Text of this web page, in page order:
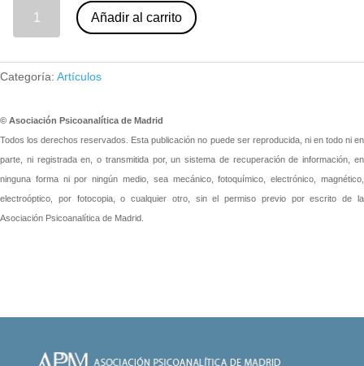
Añadir al carrito
Categoría: Artículos
© Asociación Psicoanalítica de Madrid
Todos los derechos reservados. Esta publicación no puede ser reproducida, ni en todo ni en
parte, ni registrada en, o transmitida por, un sistema de recuperación de información, en
ninguna forma ni por ningún medio, sea mecánico, fotoquímico, electrónico, magnético,
electroóptico, por fotocopia, o cualquier otro, sin el permiso previo por escrito de la
Asociación Psicoanalítica de Madrid.